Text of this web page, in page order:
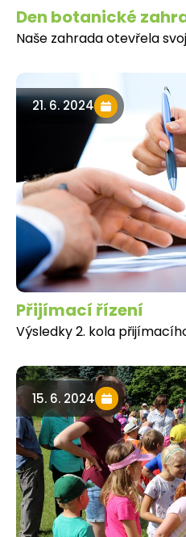
Den botanické
Naše zahrada otevřela
21. 6. 2024
Přijímací řízení
Výsledky 2. kola
15. 6. 2024